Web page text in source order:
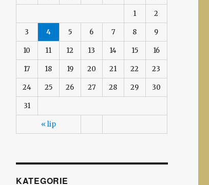
« lip
1 2
3 4 5 6 7 8 9
10 11 12 13 14 15 16
17 18 19 20 21 22 23
24 25 26 27 28 29 30
31
KATEGORIE